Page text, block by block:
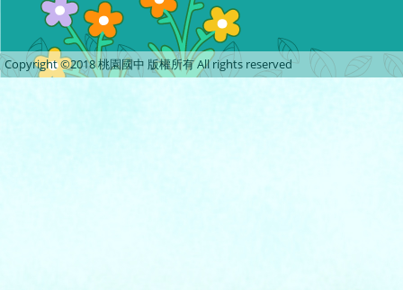
Copyright ©2018 桃園國中 版權所有 All rights reserved